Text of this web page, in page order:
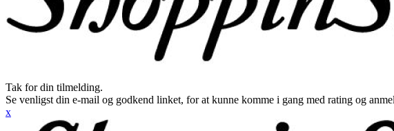
Tak for din tilmelding.
Se venligst din e-mail og godkend linket, for at kunne komme i gang med rating og
x